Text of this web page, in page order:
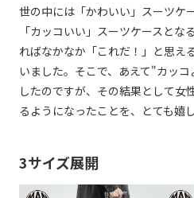
世の中には「かわいい」スーツケ
「カッコいい」スーツケースと
ればなかなか「これだ！」と思え
いました。そこで、あえて"カッ
したのですが、その結果として女
るようになったことを、とても嬉
3サイズ展開